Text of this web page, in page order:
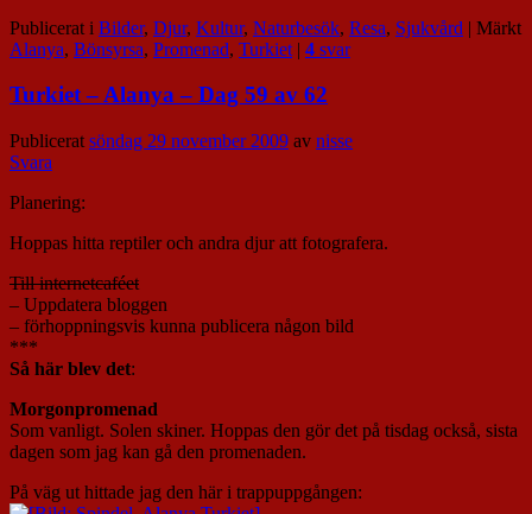
Publicerat i Bilder, Djur, Kultur, Naturbesök, Resa, Sjukvård | Märkt
Alanya, Bönsyrsa, Promenad, Turkiet | 4 svar
Turkiet – Alanya – Dag 59 av 62
Publicerat söndag 29 november 2009 av nisse
Svara
Planering:
Hoppas hitta reptiler och andra djur att fotografera.
Till internetcaféet
– Uppdatera bloggen
– förhoppningsvis kunna publicera någon bild
***
Så här blev det:
Morgonpromenad
Som vanligt. Solen skiner. Hoppas den gör det på tisdag också, sista
dagen som jag kan gå den promenaden.
På väg ut hittade jag den här i trappuppgången: